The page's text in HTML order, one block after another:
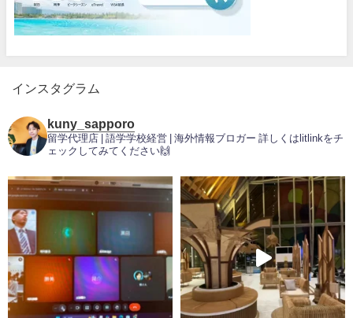
インスタグラム
kuny_sapporo
留学代理店 | 語学学校経営 | 海外情報ブロガー 詳しくはlitlinkをチ
ェックしてみてください🙌